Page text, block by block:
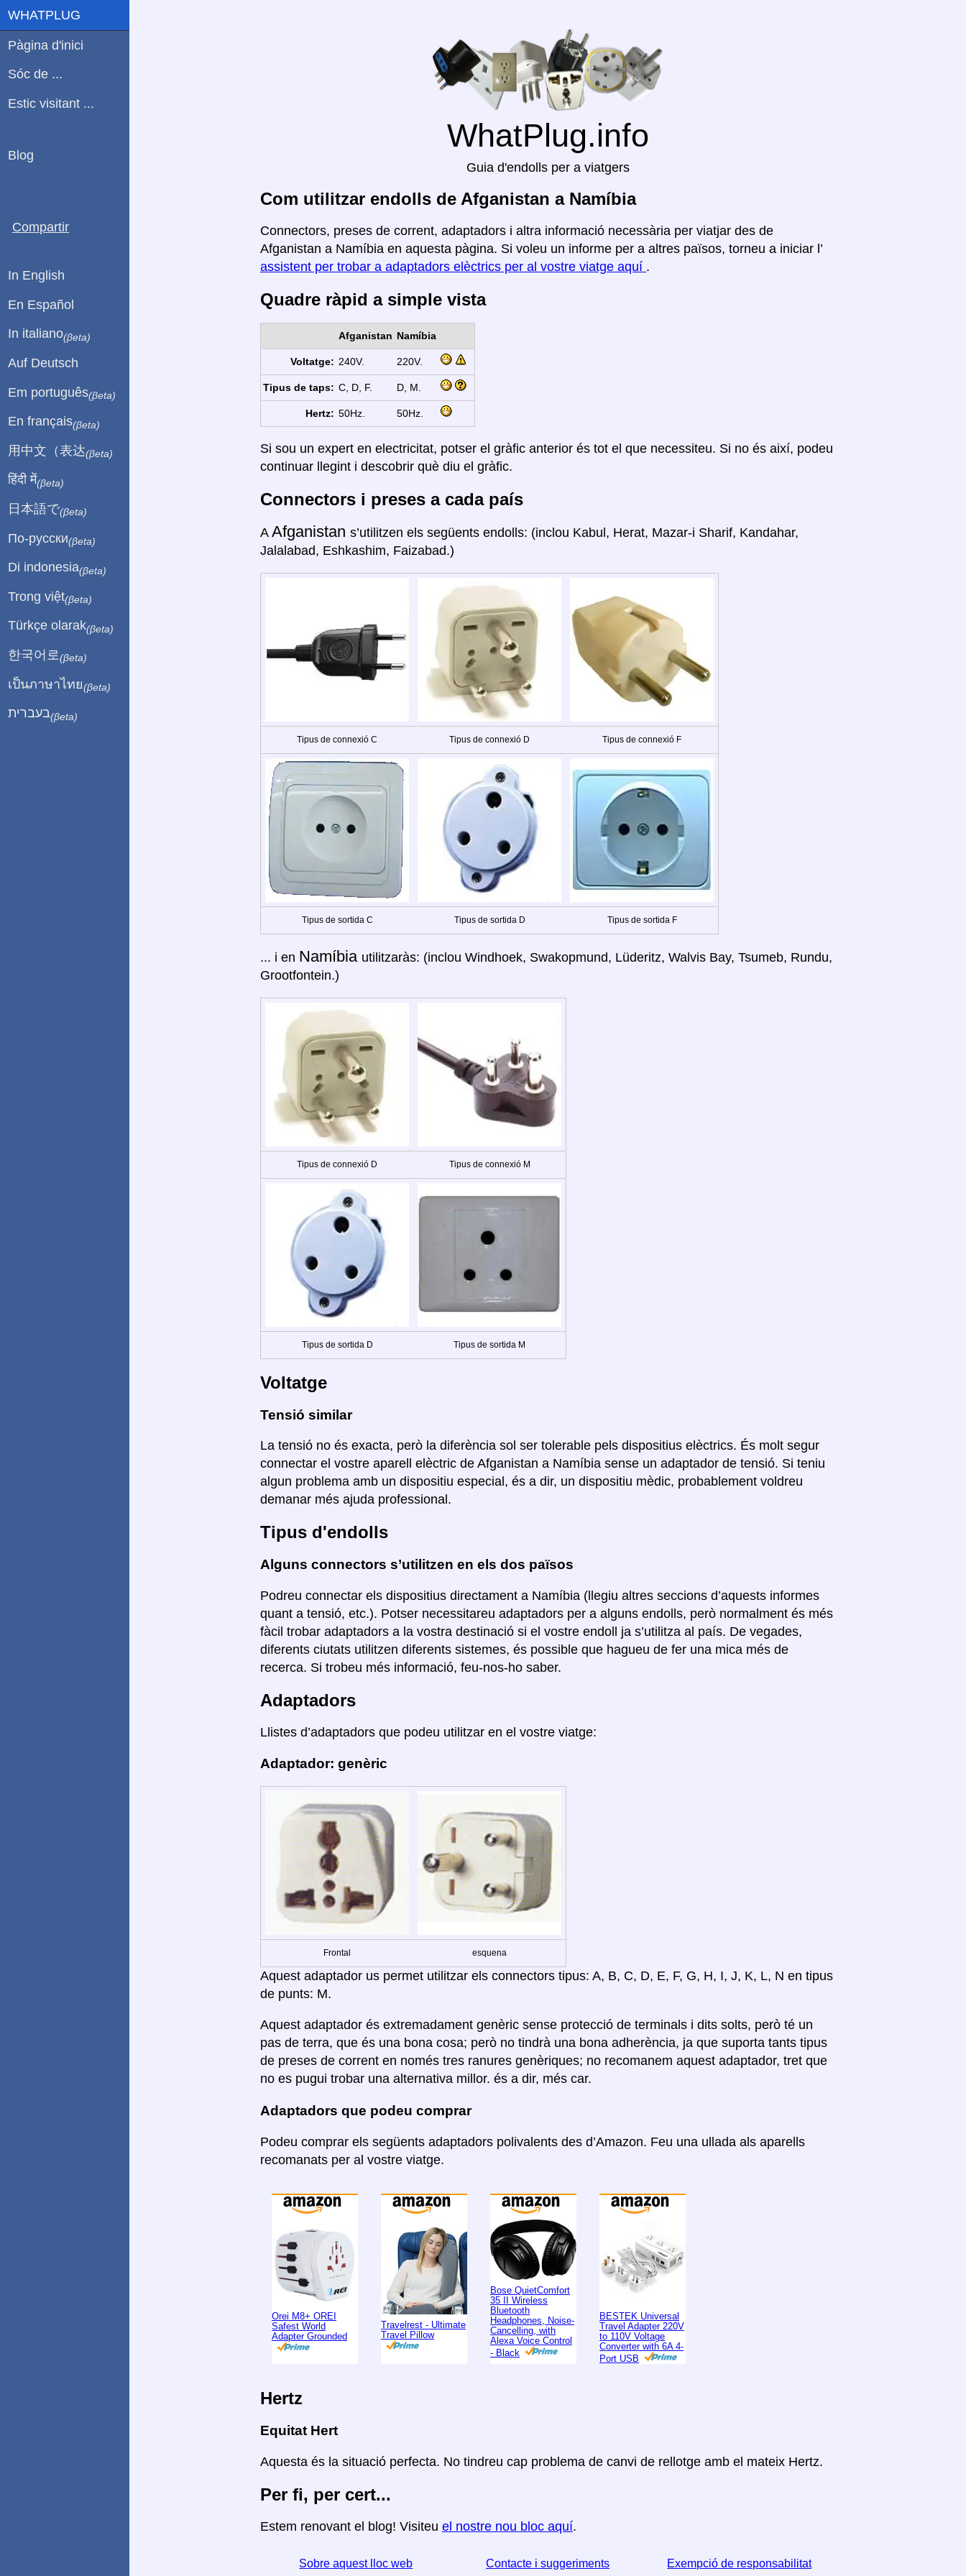
WhatPlug.info
Guia d'endolls per a viatgers
Com utilitzar endolls de Afganistan a Namíbia
Connectors, preses de corrent, adaptadors i altra informació necessària per viatjar des de
Afganistan a Namíbia en aquesta pàgina. Si voleu un informe per a altres països, torneu a iniciar l’
assistent per trobar a adaptadors elèctrics per al vostre viatge aquí .
Quadre ràpid a simple vista
Afganistan Namíbia
Voltatge: 240V. 220V.
Tipus de taps: C, D, F. D, M.
Hertz: 50Hz. 50Hz.
Si sou un expert en electricitat, potser el gràfic anterior és tot el que necessiteu. Si no és així, podeu
continuar llegint i descobrir què diu el gràfic.
Connectors i preses a cada país
A Afganistan s’utilitzen els següents endolls: (inclou Kabul, Herat, Mazar-i Sharif, Kandahar,
Jalalabad, Eshkashim, Faizabad.)
Tipus de connexió C Tipus de connexió D Tipus de connexió F
Tipus de sortida C Tipus de sortida D Tipus de sortida F
... i en Namíbia utilitzaràs: (inclou Windhoek, Swakopmund, Lüderitz, Walvis Bay, Tsumeb, Rundu,
Grootfontein.)
Tipus de connexió D Tipus de connexió M
Tipus de sortida D Tipus de sortida M
Voltatge
Tensió similar
La tensió no és exacta, però la diferència sol ser tolerable pels dispositius elèctrics. És molt segur
connectar el vostre aparell elèctric de Afganistan a Namíbia sense un adaptador de tensió. Si teniu
algun problema amb un dispositiu especial, és a dir, un dispositiu mèdic, probablement voldreu
demanar més ajuda professional.
Tipus d'endolls
Alguns connectors s’utilitzen en els dos països
Podreu connectar els dispositius directament a Namíbia (llegiu altres seccions d’aquests informes
quant a tensió, etc.). Potser necessitareu adaptadors per a alguns endolls, però normalment és més
fàcil trobar adaptadors a la vostra destinació si el vostre endoll ja s’utilitza al país. De vegades,
diferents ciutats utilitzen diferents sistemes, és possible que hagueu de fer una mica més de
recerca. Si trobeu més informació, feu-nos-ho saber.
Adaptadors
Llistes d’adaptadors que podeu utilitzar en el vostre viatge:
Adaptador: genèric
Frontal esquena
Aquest adaptador us permet utilitzar els connectors tipus: A, B, C, D, E, F, G, H, I, J, K, L, N en tipus
de punts: M.
Aquest adaptador és extremadament genèric sense protecció de terminals i dits solts, però té un
pas de terra, que és una bona cosa; però no tindrà una bona adherència, ja que suporta tants tipus
de preses de corrent en només tres ranures genèriques; no recomanem aquest adaptador, tret que
no es pugui trobar una alternativa millor. és a dir, més car.
Adaptadors que podeu comprar
Podeu comprar els següents adaptadors polivalents des d’Amazon. Feu una ullada als aparells
recomanats per al vostre viatge.
Orei M8+ OREI
Safest World
Adapter Grounded
Travelrest - Ultimate
Travel Pillow
Bose QuietComfort
35 II Wireless
Bluetooth
Headphones, Noise-
Cancelling, with
Alexa Voice Control
- Black
BESTEK Universal
Travel Adapter 220V
to 110V Voltage
Converter with 6A 4-
Port USB
Hertz
Equitat Hert
Aquesta és la situació perfecta. No tindreu cap problema de canvi de rellotge amb el mateix Hertz.
Per fi, per cert...
Estem renovant el blog! Visiteu el nostre nou bloc aquí.
Sobre aquest lloc web Contacte i suggeriments Exempció de responsabilitat
WHATPLUG
Pàgina d'inici
Sóc de ...
Estic visitant ...
Blog
Compartir
In English
En Español
In italiano(βeta)
Auf Deutsch
Em português(βeta)
En français(βeta)
用中文（表达(βeta)
हिंदी में(βeta)
日本語で(βeta)
По-русски(βeta)
Di indonesia(βeta)
Trong việt(βeta)
Türkçe olarak(βeta)
한국어로 (βeta)
เป็นภาษาไทย(βeta)
בעברית(βeta)